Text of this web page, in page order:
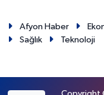
Afyon Haber
Sağlık
Teknoloji
Copyright